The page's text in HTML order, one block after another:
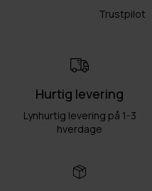
Trustpilot
Hurtig levering
Lynhurtig levering på 1-3
hverdage